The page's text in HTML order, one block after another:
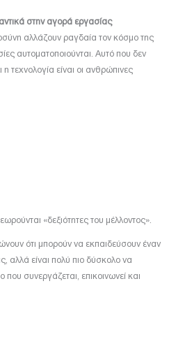
στην αγορά εργασίας
αλλάζουν ραγδαία τον κόσμο της
αυτοματοποιούνται. Αυτό που δεν
τεχνολογία είναι οι ανθρώπινες
«δεξιότητες του μέλλοντος».
ότι μπορούν να εκπαιδεύσουν έναν
αλλά είναι πολύ πιο δύσκολο να
συνεργάζεται, επικοινωνεί και